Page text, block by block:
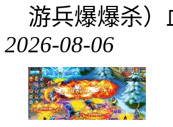
游兵爆爆杀
2026-08-06